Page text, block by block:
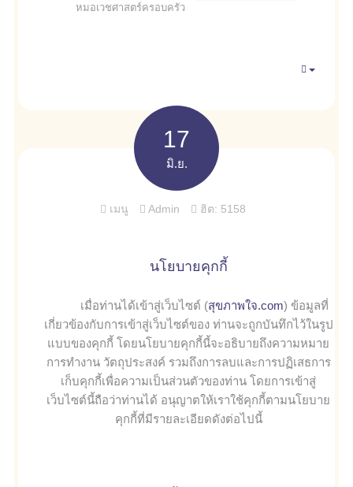
หมอเวชศาสตร์ครอบครัว
17
มิ.ย.
เมนู Admin ฮิต: 5158
นโยบายคุกกี้
เมื่อท่านได้เข้าสู่เว็บไซต์ (สุขภาพใจ.com) ข้อมูลที่
เกี่ยวข้องกับการเข้าสู่เว็บไซต์ของ ท่านจะถูกบันทึกไว้ในรูป
แบบของคุกกี้ โดยนโยบายคุกกี้นี้จะอธิบายถึงความหมาย
การทำงาน วัตถุประสงค์ รวมถึงการลบและการปฏิเสธการ
เก็บคุกกี้เพื่อความเป็นส่วนตัวของท่าน โดยการเข้าสู่
เว็บไซต์นี้ถือว่าท่านได้ อนุญาตให้เราใช้คุกกี้ตามนโยบาย
คุกกี้ที่มีรายละเอียดดังต่อไปนี้